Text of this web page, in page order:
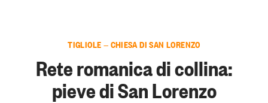
TIGLIOLE — CHIESA DI SAN LORENZO
Rete romanica di collina:
pieve di San Lorenzo